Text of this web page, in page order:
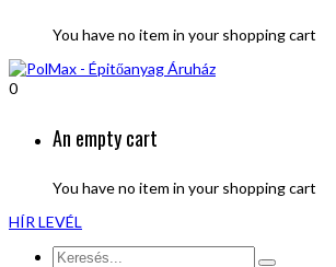
You have no item in your shopping cart
0
An empty cart
You have no item in your shopping cart
HÍR LEVÉL